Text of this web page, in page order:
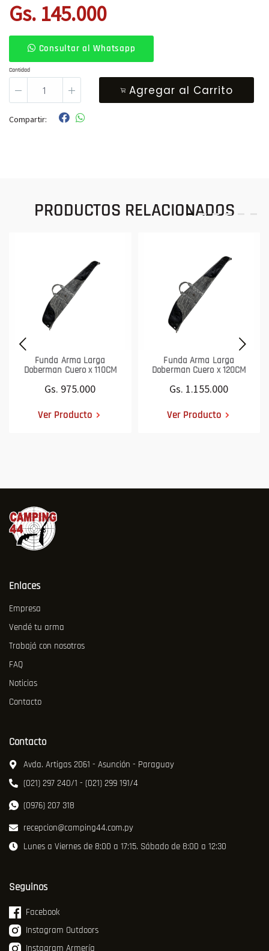
Gs. 145.000
Consultar al Whatsapp
Cantidad
Agregar al Carrito
Compartir:
PRODUCTOS RELACIONADOS
Funda Arma Larga
Doberman Cuero x 110CM
Gs. 975.000
Ver Producto
Funda Arma Larga
Doberman Cuero x 120CM
Gs. 1.155.000
Ver Producto
Enlaces
Empresa
Vendé tu arma
Trabajá con nosotros
FAQ
Noticias
Contacto
Contacto
Avda. Artigas 2061 - Asunción - Paraguay
(021) 297 240/1 - (021) 299 191/4
(0976) 207 318
recepcion@camping44.com.py
Lunes a Viernes de 8:00 a 17:15. Sábado de 8:00 a 12:30
Seguinos
Facebook
Instagram Outdoors
Instagram Armería